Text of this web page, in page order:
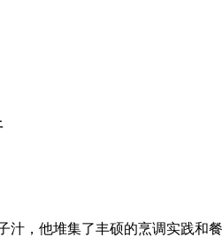
他堆集了丰硕的烹调实践和